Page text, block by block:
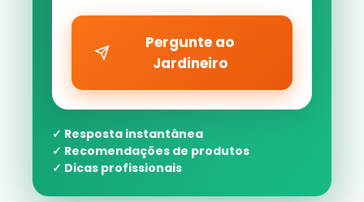
Pergunte ao
Jardineiro
✓ Resposta instantânea
✓ Recomendações de produtos
✓ Dicas profissionais